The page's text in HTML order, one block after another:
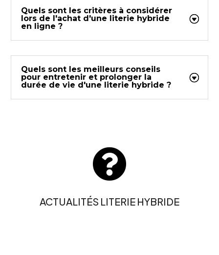
Quels sont les critères à considérer
lors de l'achat d'une literie hybride
en ligne ?
Quels sont les meilleurs conseils
pour entretenir et prolonger la
durée de vie d'une literie hybride ?

ACTUALITÉS LITERIE HYBRIDE